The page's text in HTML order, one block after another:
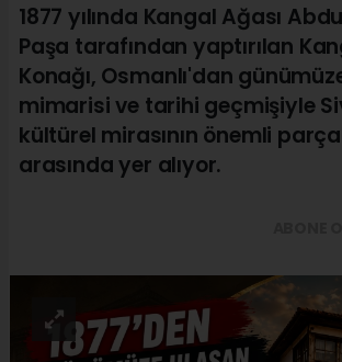
1877 yılında Kangal Ağası
Paşa tarafından yaptırılan
Konağı, Osmanlı'dan
mimarisi ve tarihi geçmişiyle
kültürel mirasının önemli
arasında yer alıyor.